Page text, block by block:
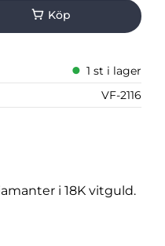
1 st i lager
VF-2116
i 18K vitguld.